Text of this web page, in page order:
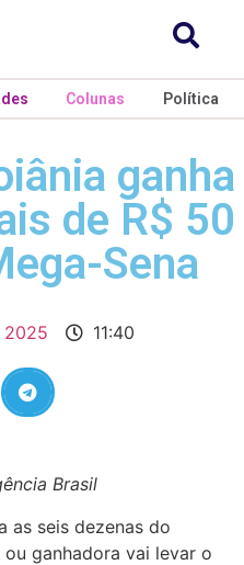
Colunas Política
ganha
de R$ 50
Sena
2025 11:40
Brasil
as seis dezenas do
ganhadora vai levar o